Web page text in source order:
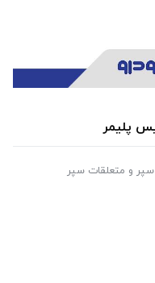
سپر و متعلقات سپر